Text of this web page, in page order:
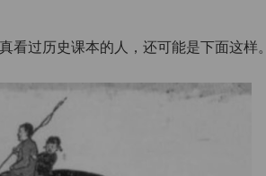
看过历史课本的人，还可能是下面这样。